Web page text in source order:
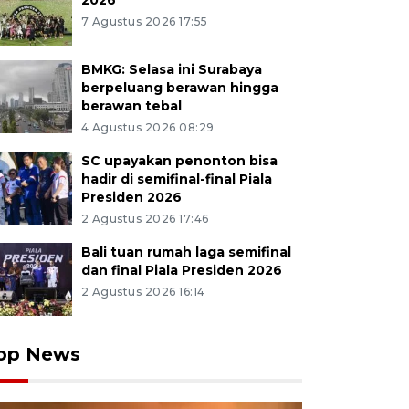
7 Agustus 2026 17:55
BMKG: Selasa ini Surabaya
berpeluang berawan hingga
berawan tebal
4 Agustus 2026 08:29
SC upayakan penonton bisa
hadir di semifinal-final Piala
Presiden 2026
2 Agustus 2026 17:46
Bali tuan rumah laga semifinal
dan final Piala Presiden 2026
2 Agustus 2026 16:14
News